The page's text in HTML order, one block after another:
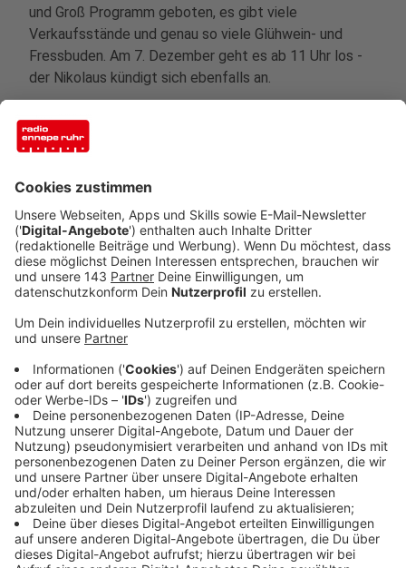
und Groß Programm geboten, es gibt viele
Verkaufsstände und genau so viele Glühwein- und
Fressbuden. Am 7. Dezember geht es ab 11 Uhr los -
der Nikolaus kündigt sich ebenfalls an.
Anzeige
Städteregion Aachen
Anzeige
zwischen Aachener Dom und Rathaus, hat sich in den
vergangenen 50 Jahren einer der angeblich schönsten
Weihnachtsmärkte Europas entwickelt. Vom 22.
November bis 23. Dezember bieten über 120 Händler,
Handwerker, Künstler und Gastronomen Kerzen und
Printen, festliche Musik und Handwerkliches aus den
traditionellen Werkstätten.
Weitere Infos
Anzeige